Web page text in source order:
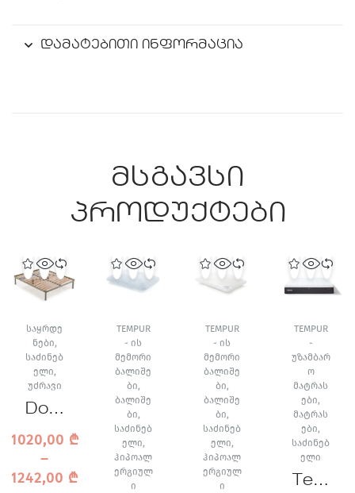
დამატებითი ინფორმაცია
მსგავსი
პროდუქტები
ᲡᲐᲧᲠᲓᲔ
ᲜᲔᲑᲘ,
ᲡᲐᲫᲘᲜᲔᲑ
ᲔᲚᲘ,
ᲣᲫᲠᲐᲕᲘ
Dore
Reg
მატ
1020,00 ₾
–
1242,00 ₾
TEMPUR
- ᲘᲡ
ᲛᲔᲛᲝᲠᲘ
ᲑᲐᲚᲘᲨᲔ
ᲑᲘ,
ᲑᲐᲚᲘᲨᲔ
ᲑᲘ,
ᲡᲐᲫᲘᲜᲔᲑ
ᲔᲚᲘ,
ᲰᲘᲞᲝᲐᲚ
ᲔᲠᲒᲘᲣᲚ
Ი
TEMPUR
- ᲘᲡ
ᲛᲔᲛᲝᲠᲘ
ᲑᲐᲚᲘᲨᲔ
ᲑᲘ,
ᲑᲐᲚᲘᲨᲔ
ᲑᲘ,
ᲡᲐᲫᲘᲜᲔᲑ
ᲔᲚᲘ,
ᲰᲘᲞᲝᲐᲚ
ᲔᲠᲒᲘᲣᲚ
Ი
TEMPUR
-
ᲣᲖᲐᲛᲑᲐᲠ
Ო
ᲛᲐᲢᲠᲐᲡ
ᲔᲑᲘ,
ᲛᲐᲢᲠᲐᲡ
ᲔᲑᲘ,
ᲡᲐᲫᲘᲜᲔᲑ
ᲔᲚᲘ
Tem